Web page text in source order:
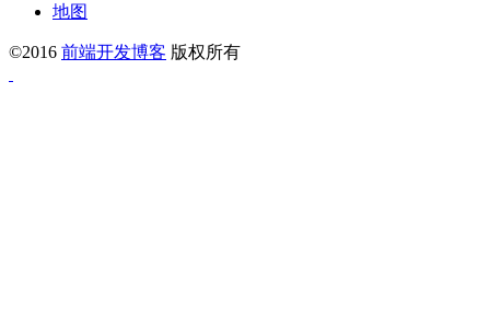
地图
©2016 前端开发博客 版权所有